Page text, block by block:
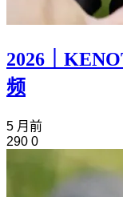
2026｜
频
5 月前
290 0